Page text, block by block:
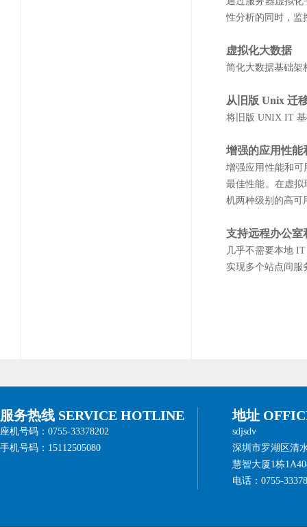
性分析的同时，监
虚拟化大数据
简化大数据基础架
从旧版 Unix 迁
将旧版 UNIX IT
增强的应用性
增强应用性能和可
最佳性能。在虚拟
机两种级别的高可
支持远程办公
几乎不需要本地
实现多个站点间服
服务热线 SERVICE HOTLINE
座机号码：0755-33378202
手机号码：15112505080
地址
sdjsdv
深圳市罗湖区清
慧智大厦1栋
电话：0755-